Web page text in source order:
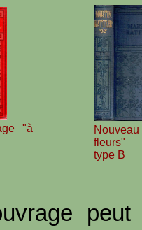
"à
fleurs"
type B
peut